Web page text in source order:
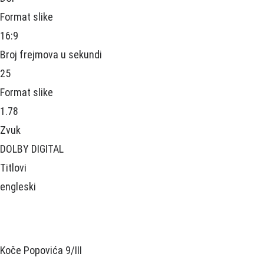
Format slike
16:9
Broj frejmova u sekundi
25
Format slike
1.78
Zvuk
DOLBY DIGITAL
Titlovi
engleski
Koče Popovića 9/III